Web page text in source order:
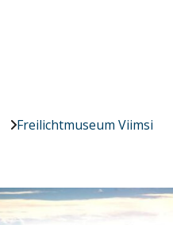
Freilichtmuseum Viimsi